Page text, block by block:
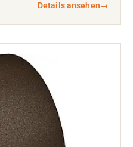
Details ansehen→